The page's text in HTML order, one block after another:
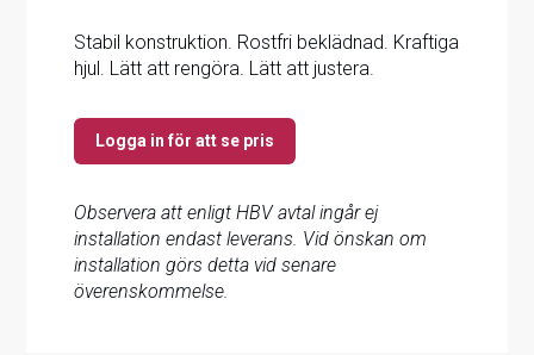
Stabil konstruktion. Rostfri beklädnad. Kraftiga
hjul. Lätt att rengöra. Lätt att justera.
Logga in för att se pris
Observera att enligt HBV avtal ingår ej
installation endast leverans. Vid önskan om
installation görs detta vid senare
överenskommelse.